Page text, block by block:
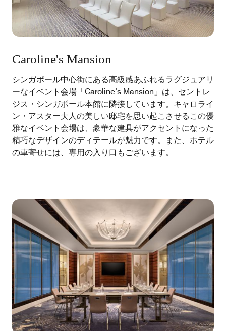
Caroline's Mansion
シンガポール中心街にある高級感あふれるラグジュアリ
ーなイベント会場「Caroline’s Mansion」は、セントレ
ジス・シンガポール本館に隣接しています。キャロライ
ン・アスター夫人の美しい邸宅を思い起こさせるこの優
雅なイベント会場は、豪華な建具がアクセントになった
精巧なデザインのディテールが魅力です。また、ホテル
の車寄せには、専用の入り口もございます。